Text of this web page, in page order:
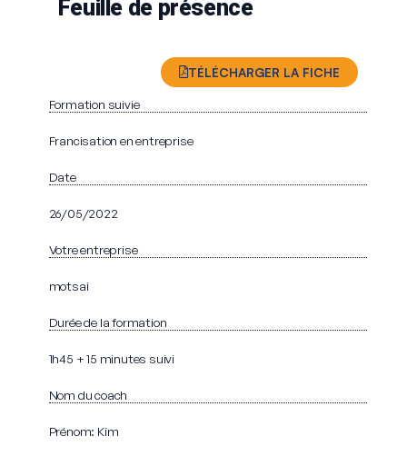
Feuille de présence
TÉLÉCHARGER LA FICHE
Formation suivie
Francisation en entreprise
Date
26/05/2022
Votre entreprise
motsai
Durée de la formation
1h45 + 15 minutes suivi
Nom du coach
Prénom: Kim